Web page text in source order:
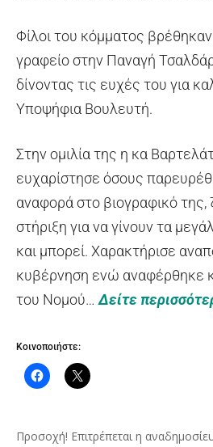
Φίλοι του κόμματος βρέθηκαν
γραφείο στην Παναγή
δίνοντας τις ευχές του για
Υποψήφια Βουλευτή.
Στην ομιλία της η κα
ευχαρίστησε όσους
αναφορά στο βιογραφικό
στήριξη για να γίνουν τα
και μπορεί. Χαρακτήρισε
κυβέρνηση ενώ αναφέρθηκε
του Νομού… Δείτε
Κοινοποιήστε:
Προσοχή! Επιτρέπεται η